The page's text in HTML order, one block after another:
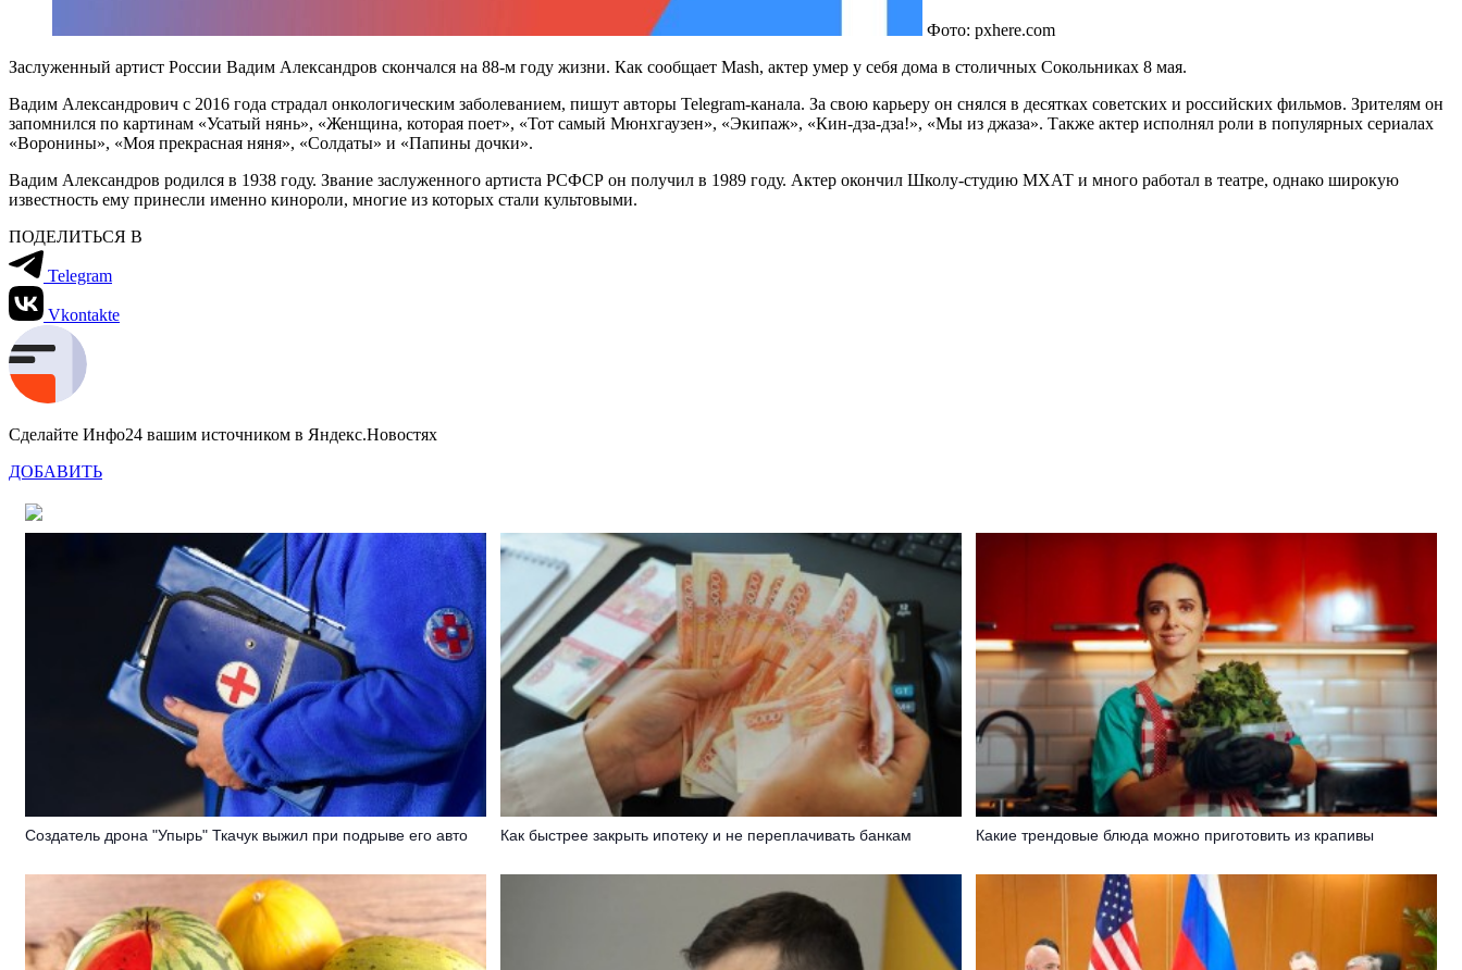
Фото: pxhere.com
Заслуженный артист России Вадим Александров скончался на 88-м году жизни. Как сообщает Mash, актер умер у себя дома в столичных Сокольниках 8 мая.
Вадим Александрович с 2016 года страдал онкологическим заболеванием, пишут авторы Telegram-канала. За свою карьеру он снялся в десятках советских и российских фильмов. Зрителям он
запомнился по картинам «Усатый нянь», «Женщина, которая поет», «Тот самый Мюнхгаузен», «Экипаж», «Кин-дза-дза!», «Мы из джаза». Также актер исполнял роли в популярных сериалах
«Воронины», «Моя прекрасная няня», «Солдаты» и «Папины дочки».
Вадим Александров родился в 1938 году. Звание заслуженного артиста РСФСР он получил в 1989 году. Актер окончил Школу-студию МХАТ и много работал в театре, однако широкую
известность ему принесли именно кинороли, многие из которых стали культовыми.
ПОДЕЛИТЬСЯ В
Telegram
Vkontakte
Сделайте Инфо24 вашим источником в Яндекс.Новостях
ДОБАВИТЬ
Создатель дрона "Упырь" Ткачук выжил при подрыве его авто Как быстрее закрыть ипотеку и не переплачивать банкам Какие трендовые блюда можно приготовить из крапивы